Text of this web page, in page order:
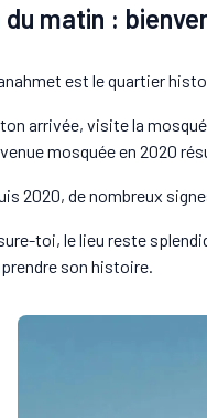
du matin :
est le quartier
arrivée, visite la
mosquée en 2020
2020, de nombreux
toi, le lieu reste
son histoire.